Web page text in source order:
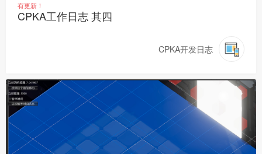
有更新！
CPKA工作日志 其四
CPKA开发日志